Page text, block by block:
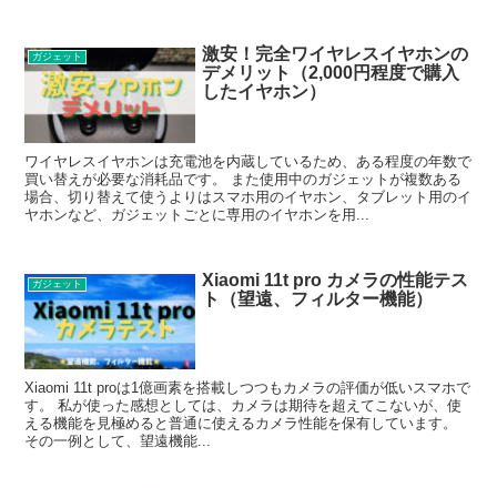
ガジェット
激安！完全ワイヤレスイヤホンの
デメリット（2,000円程度で購入
したイヤホン）
ワイヤレスイヤホンは充電池を内蔵しているため、ある程度の年数で
買い替えが必要な消耗品です。 また使用中のガジェットが複数ある
場合、切り替えて使うよりはスマホ用のイヤホン、タブレット用のイ
ヤホンなど、ガジェットごとに専用のイヤホンを用...
ガジェット
Xiaomi 11t pro カメラの性能テス
ト（望遠、フィルター機能）
Xiaomi 11t proは1億画素を搭載しつつもカメラの評価が低いスマホで
す。 私が使った感想としては、カメラは期待を超えてこないが、使
える機能を見極めると普通に使えるカメラ性能を保有しています。
その一例として、望遠機能...